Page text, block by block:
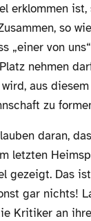
erklommen
so
„einer von
nehmen
aus
zu
letzten
gezeigt. Das
gar nichts!
Kritiker an